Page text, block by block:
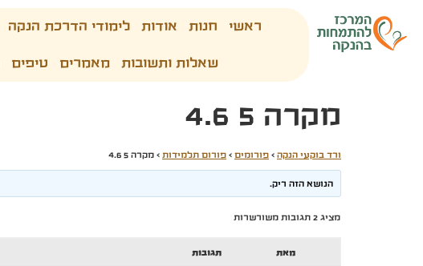
ראשי חנות אודות לימודי הדרכת הנקה
שאלות ותשובות מאמרים טיפים
מקרה 5 4.6
ורד בוקעי הנקה › פורומים › פורום תלמידות › מקרה 5 4.6
הנושא הזה ריק.
מציג 2 תגובות משורשרות
מאת תגובות